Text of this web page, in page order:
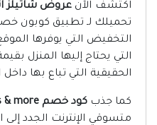
اكتشف الآن عروض شاتيلز
تحميلك لـ تطبيق كوبون
التخفيض التي يوفرها
التي يحتاج إليها المنزل
الحقيقية التي تباع بها داخل
كما جذب كود خصم chattels & more
متسوقي الإنترنت الجدد